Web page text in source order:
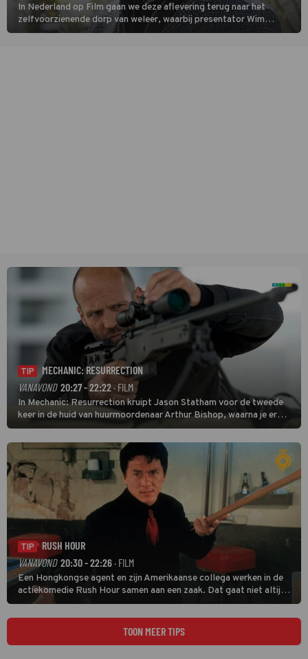
In Nederland op Film gaan we deze aflevering terug naar het
zelfvoorzienende dorp van weleer, waarbij presentator Wim
Daniëls de kijkers meeneemt op reis door de tijd aan de hand van
TIP
MECHANIC: RESURRECTION
VANAVOND 20:27 - 22:22· FILM
In Mechanic: Resurrection kruipt Jason Statham voor de tweede
keer in de huid van huurmoordenaar Arthur Bishop, waarna je er
donder op kunt zeggen dat er van Bishops geplande pensioen niet
veel terechtkomt.
TIP
RUSH HOUR
VANAVOND 20:30 - 22:26 · FILM
Een Hongkongse agent en zijn Amerikaanse collega werken in de
actiekomedie Rush Hour samen aan een zaak. Dat gaat niet altijd
van een leien dakje.
TOON MEER TIPS